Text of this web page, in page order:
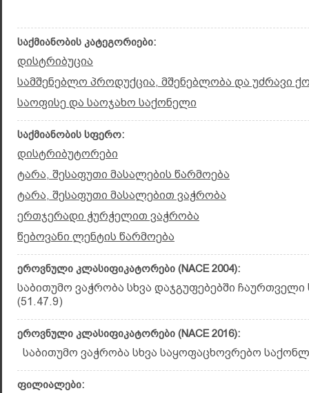
საქმიანობის კატეგორიები:
დისტრიბუცია
სამშენებლო პროდუქცია, მშენებლობა და უძრავი
საოფისე და საოჯახო საქონელი
საქმიანობის სფერო:
დისტრიბუტორები
ტარა, შესაფუთი მასალების წარმოება
ტარა, შესაფუთი მასალებით ვაჭრობა
ერთჯერადი ჭურჭელით ვაჭრობა
წებოვანი ლენტის წარმოება
ეროვნული კლასიფიკატორები (NACE 2004):
საბითუმო ვაჭრობა სხვა დაჯგუფებებში
(51.47.9)
ეროვნული კლასიფიკატორები (NACE 2016):
საბითუმო ვაჭრობა სხვა საყოფაცხოვრებო
ფილიალები: